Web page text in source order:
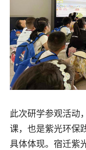
此次研学参观活动
课，也是紫光环保
具体体现。宿迁紫